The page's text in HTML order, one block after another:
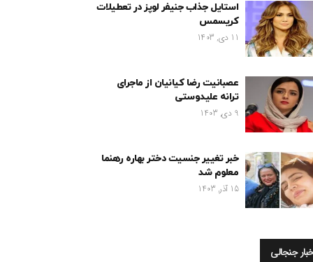
استایل جذاب جنیفر لوپز در تعطیلات
کریسمس
11 دی, 1403
عصبانیت رضا کیانیان از ماجرای
ترانه علیدوستی
9 دی, 1403
خبر تغییر جنسیت دختر بهاره رهنما
معلوم شد
15 آذر, 1403
جنجالی